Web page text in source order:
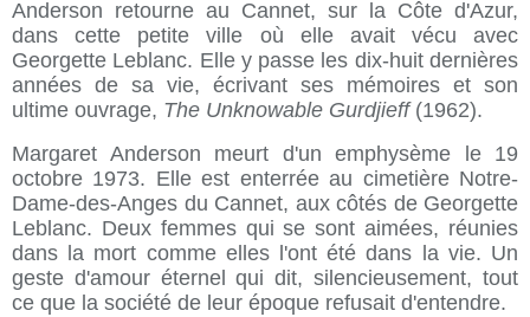
Anderson retourne au Cannet, sur la Côte d'Azur,
dans cette petite ville où elle avait vécu avec
Georgette Leblanc. Elle y passe les dix-huit dernières
années de sa vie, écrivant ses mémoires et son
ultime ouvrage, The Unknowable Gurdjieff(1962).
Margaret Anderson meurt d'un emphysème le 19
octobre 1973. Elle est enterrée au cimetière Notre-
Dame-des-Anges du Cannet, aux côtés de Georgette
Leblanc. Deux femmes qui se sont aimées, réunies
dans la mort comme elles l'ont été dans la vie. Un
geste d'amour éternel qui dit, silencieusement, tout
ce que la société de leur époque refusait d'entendre.